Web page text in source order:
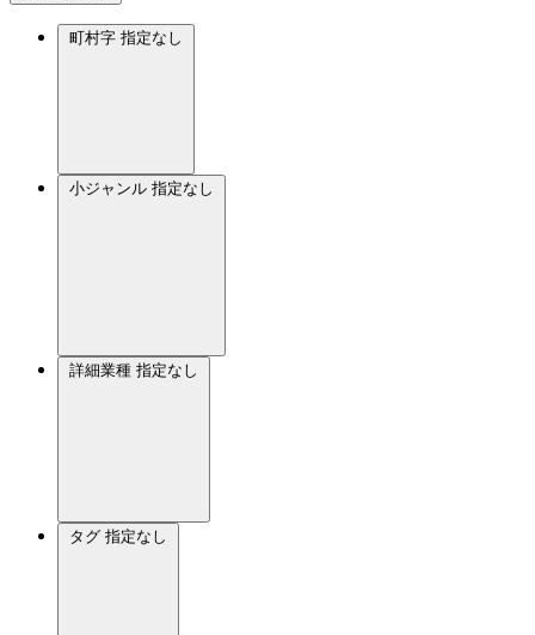
町村字 指定なし
小ジャンル 指定なし
詳細業種 指定なし
タグ 指定なし